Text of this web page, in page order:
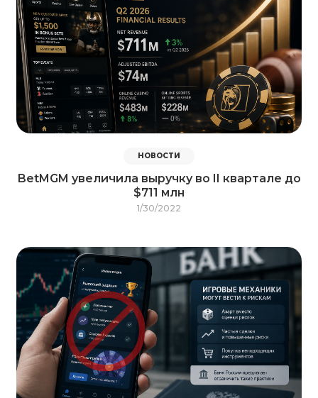
НОВОСТИ
BetMGM увеличила выручку во II квартале до
$711 млн
1/30/2022